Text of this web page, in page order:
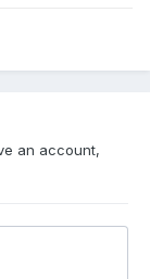
an account,